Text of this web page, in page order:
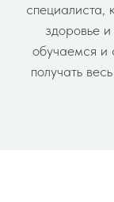
специалиста,
здоровье
обучаемся и
получать